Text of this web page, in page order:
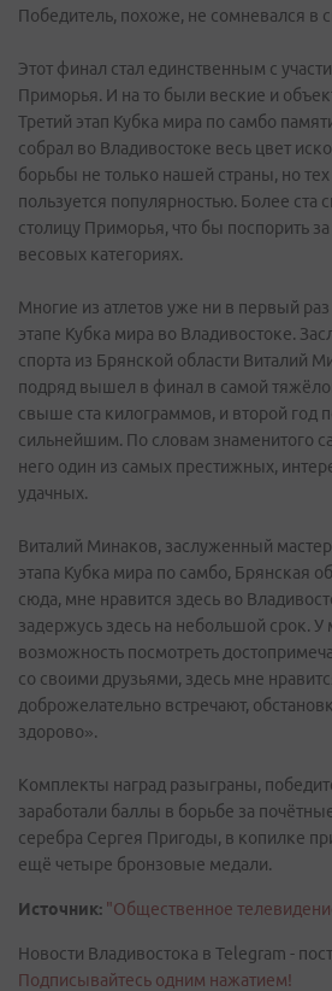
Победитель, похоже, не сомневался в
Этот финал стал единственным с
Приморья. И на то были веские и
Третий этап Кубка мира по самбо
собрал во Владивостоке весь цвет
борьбы не только нашей страны, но тех
пользуется популярностью. Более ста
столицу Приморья, что бы поспорить
весовых категориях.
Многие из атлетов уже ни в первый
этапе Кубка мира во Владивостоке.
спорта из Брянской области Виталий
подряд вышел в финал в самой
свыше ста килограммов, и второй год
сильнейшим. По словам знаменитого
него один из самых престижных,
удачных.
Виталий Минаков, заслуженный
этапа Кубка мира по самбо, Брянская
сюда, мне нравится здесь во
задержусь здесь на небольшой срок. У
возможность посмотреть
со своими друзьями, здесь мне
доброжелательно встречают,
здорово».
Комплекты наград разыграны,
заработали баллы в борьбе за
серебра Сергея Пригоды, в копилке
ещё четыре бронзовые медали.
Источник: "Общественное
Новости Владивостока в Telegram -
Подписывайтесь одним нажатием!